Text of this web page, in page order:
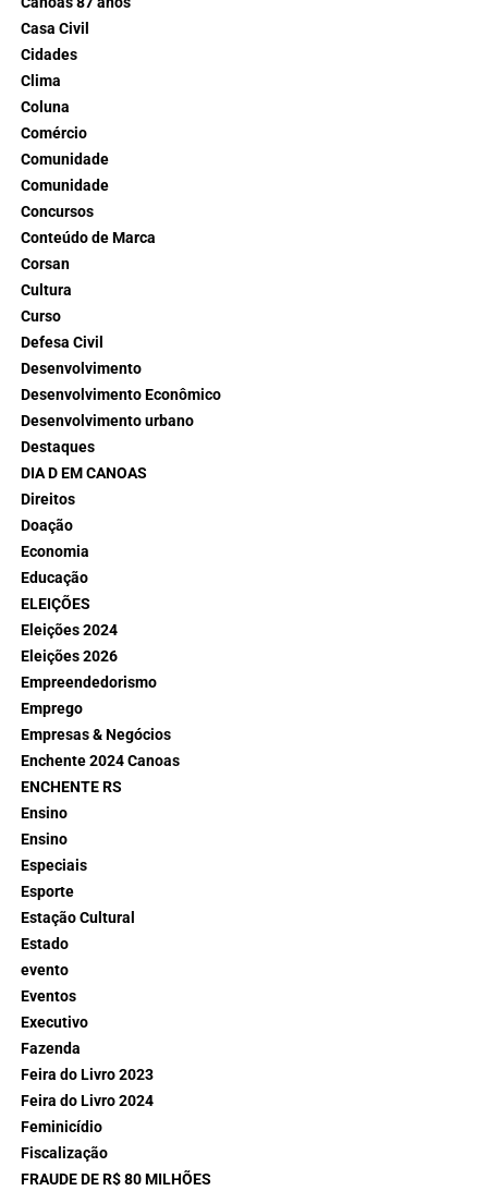
Casa Civil
Cidades
Clima
Coluna
Comércio
Comunidade
Comunidade
Concursos
Conteúdo de Marca
Corsan
Cultura
Curso
Defesa Civil
Desenvolvimento
Desenvolvimento Econômico
Desenvolvimento urbano
Destaques
DIA D EM CANOAS
Direitos
Doação
Economia
Educação
ELEIÇÕES
Eleições 2024
Eleições 2026
Empreendedorismo
Emprego
Empresas & Negócios
Enchente 2024 Canoas
ENCHENTE RS
Ensino
Ensino
Especiais
Esporte
Estação Cultural
Estado
evento
Eventos
Executivo
Fazenda
Feira do Livro 2023
Feira do Livro 2024
Feminicídio
Fiscalização
FRAUDE DE R$ 80 MILHÕES